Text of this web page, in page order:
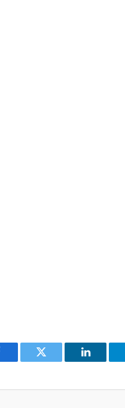
Twitter LinkedIn